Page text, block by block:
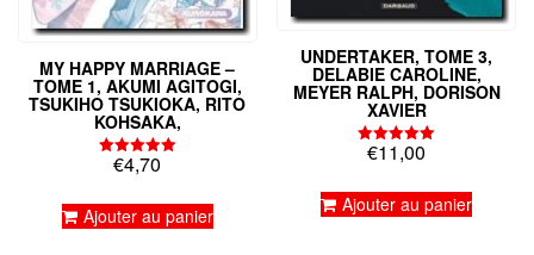
MY HAPPY MARRIAGE –
TOME 1, AKUMI AGITOGI,
TSUKIHO TSUKIOKA, RITO
KOHSAKA,
Note
5.00
€4,70
Ajouter au panier
UNDERTAKER, TOME 3,
DELABIE CAROLINE,
MEYER RALPH, DORISON
XAVIER
Note
5.00
€11,00
Ajouter au panier